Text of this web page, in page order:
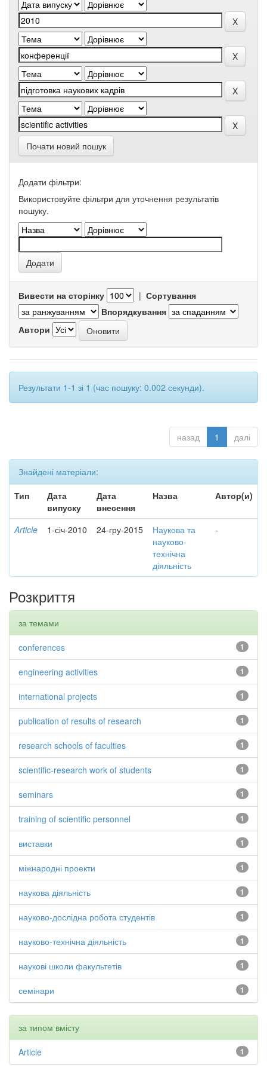
Почати новий пошук
Додати фільтри:
Використовуйте фільтри для уточнення результатів
пошуку.
Вивести на сторінку | Сортування
Впорядкування
Автори
Результати 1-1 зі 1 (час пошуку: 0.002 секунди).
назад 1 далі
Знайдені матеріали:
Тип
Дата
випуску
Дата
внесення
Назва Автор(и)
Article 1-січ-2010 24-гру-2015
Наукова та
науково-
технічна
діяльність
-
Розкриття
за темами
1
conferences
1
engineering activities
1
international projects
1
publication of results of research
1
research schools of faculties
1
scientific-research work of students
1
seminars
1
training of scientific personnel
1
виставки
1
міжнародні проекти
1
наукова діяльність
1
науково-дослідна робота студентів
1
науково-технічна діяльність
1
наукові школи факультетів
1
семінари
за типом вмісту
1
Article